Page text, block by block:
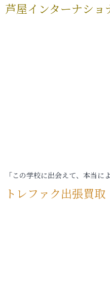
芦屋インターナショ
「この学校に出会えて、本当に
トレファク出張買取